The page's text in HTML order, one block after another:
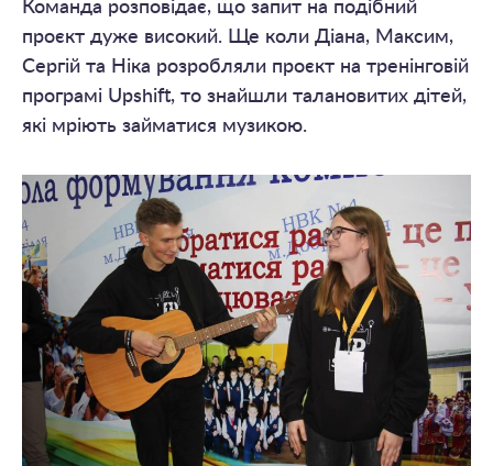
Команда розповідає, що запит на подібний
проєкт дуже високий. Ще коли Діана, Максим,
Сергій та Ніка розробляли проєкт на тренінговій
програмі Upshift, то знайшли талановитих дітей,
які мріють займатися музикою.